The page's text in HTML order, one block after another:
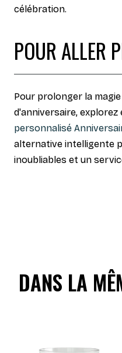
célébration.
POUR ALLER
Pour prolonger la
d'anniversaire, explorez
personnalisé
alternative intelligente
inoubliables et un
DANS LA